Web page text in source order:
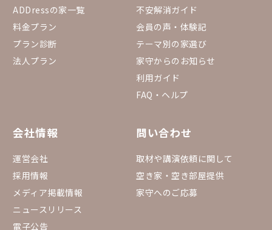
P3fQTi3bY/
753432
ADDressの家一覧
料金プラン
プラン診断
法人プラン
不安解消ガイド
会員の声・体験記
テーマ別の家選び
家守からのお知らせ
利用ガイド
FAQ・ヘルプ
会社情報
運営会社
採用情報
メディア掲載情報
ニュースリリース
電子公告
問い合わせ
取材や講演依頼に関して
空き家・空き部屋提供
家守へのご応募